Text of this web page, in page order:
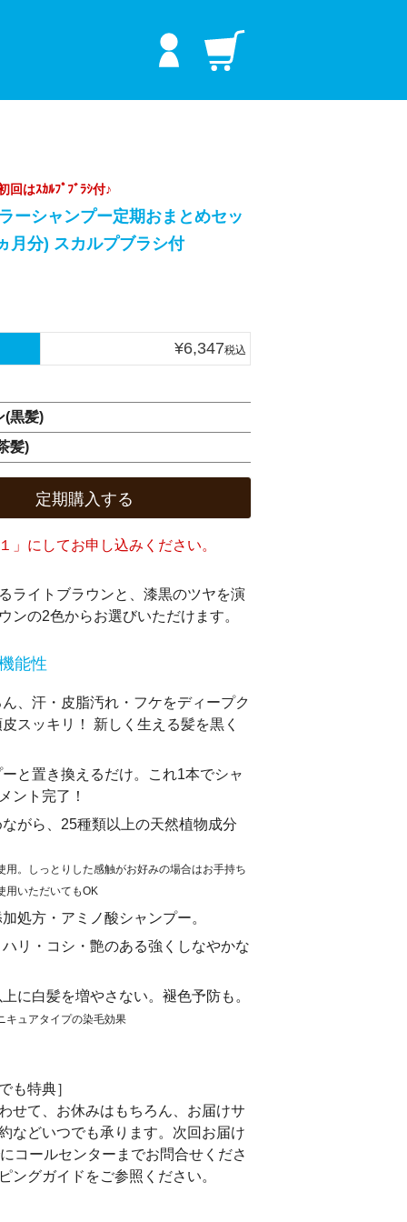
回はｽｶﾙﾌﾟﾌﾞﾗｼ付♪
ーシャンプー定期おまとめセッ
月分) スカルプブラシ付
¥6,347税込
(黒髪)
髪)
定期購入する
」にしてお申し込みください。
ライトブラウンと、漆黒のツヤを演
ンの2色からお選びいただけます。
能性
、汗・皮脂汚れ・フケをディープク
スッキリ！ 新しく生える髪を黒く
と置き換えるだけ。これ1本でシャ
ント完了！
がら、25種類以上の天然植物成分
。しっとりした感触がお好みの場合はお手持ち
用いただいてもOK
処方・アミノ酸シャンプー。
リ・コシ・艶のある強くしなやかな
に白髪を増やさない。褪色予防も。
ュアタイプの染毛効果
も特典］
せて、お休みはもちろん、お届けサ
などいつでも承ります。次回お届け
コールセンターまでお問合せくださ
ングガイドをご参照ください。